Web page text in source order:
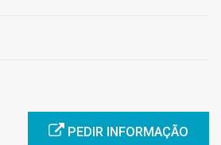
PEDIR INFORMAÇÃO